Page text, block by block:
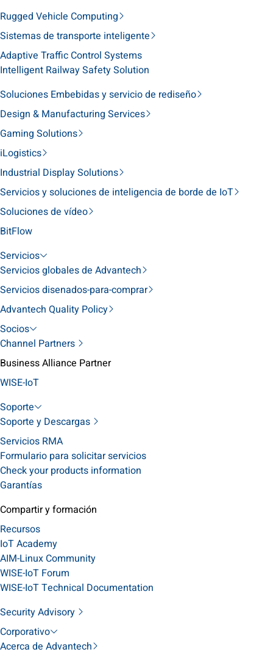
Rugged Vehicle Computing
Sistemas de transporte inteligente
Adaptive Traffic Control Systems
Intelligent Railway Safety Solution
Soluciones Embebidas y servicio de rediseño
Design & Manufacturing Services
Gaming Solutions
iLogistics
Industrial Display Solutions
Servicios y soluciones de inteligencia de borde de IoT
Soluciones de vídeo
BitFlow
Servicios
Servicios globales de Advantech
Servicios disenados-para-comprar
Advantech Quality Policy
Socios
Channel Partners
Business Alliance Partner
WISE-IoT
Soporte
Soporte y Descargas
Servicios RMA
Formulario para solicitar servicios
Check your products information
Garantías
Compartir y formación
Recursos
IoT Academy
AIM-Linux Community
WISE-IoT Forum
WISE-IoT Technical Documentation
Security Advisory
Corporativo
Acerca de Advantech